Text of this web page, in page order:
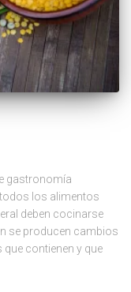
gastronomía
los alimentos
deben cocinarse
se producen cambios
contienen y que